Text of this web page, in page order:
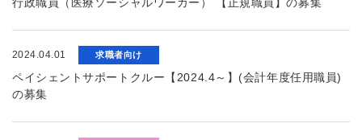
2024.04.01 求職者向け
ペイシェントサポートクルー【2024.4～】(会計年度任用職員)
の募集